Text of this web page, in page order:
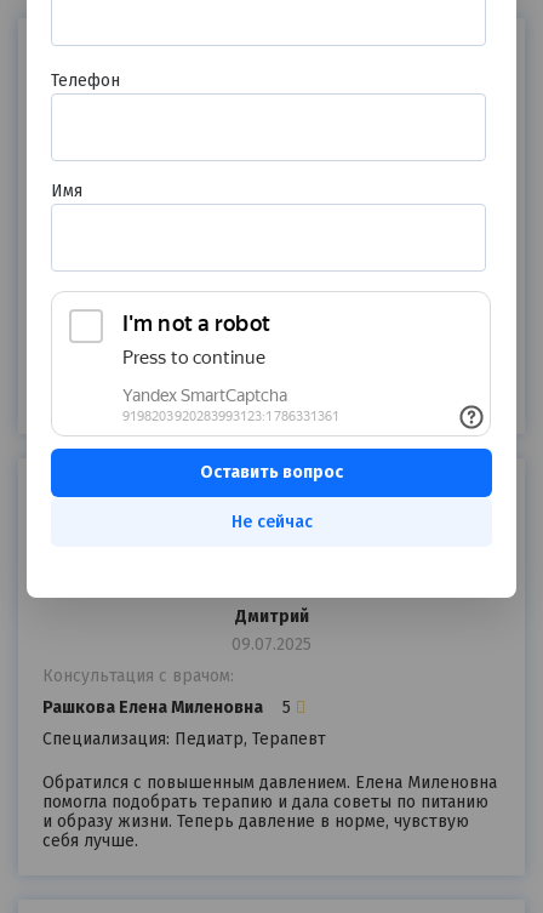
14.08.2025
Рашкова Елена Миленовна
5
Специализация: Педиатр, Терапевт
Нужно было оформить больничный. Всё сделали
быстро и без проблем, при этом врач дала
Молодая, но внимательная и грамотная.
Дмитрий
09.07.2025
Консультация с врачом:
Рашкова Елена Миленовна
5
Специализация: Педиатр, Терапевт
Обратился с повышенным давлением. Елена Миленовна
помогла подобрать терапию и дала советы по питанию
и образу жизни. Теперь давление в норме, чувствую
себя лучше.
Телефон
Имя
Не сейчас